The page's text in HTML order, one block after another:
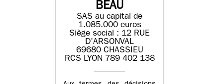
BEAU
SAS au capital de
1.085.000 euros
Siège social : 12 RUE
D'ARSONVAL
69680 CHASSIEU
RCS LYON 789 402 138